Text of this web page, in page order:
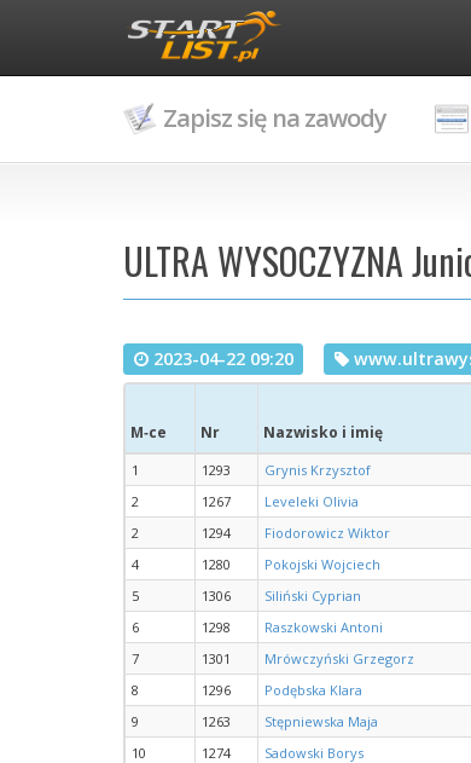
Zapisz się na zawody
ULTRA WYSOCZYZNA
2023-04-22 09:20
M‑ce Nr Nazwisko i imię
1 1293 Grynis Krzysztof
2
1267 Leveleki Olivia
2
1294 Fiodorowicz Wiktor
4
1280 Pokojski Wojciech
5
1306 Siliński Cyprian
6
1298 Raszkowski Antoni
7
1301 Mrówczyński Grzegorz
8
1296 Podębska Klara
9
1263 Stępniewska Maja
10
1274 Sadowski Borys